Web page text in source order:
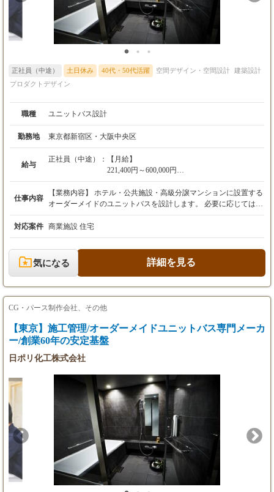
正社員（中途） 土日休み 40代・50代活躍 空間デザイン・空間設計 建築設計
プロダクトデザイン
職種 ユニットバス設計
勤務地 東京都新宿区・大阪中央区
給与
正社員（中途）：
【月給】
221,400円～600,000円
※賞与年2回（5月・11月）
※昨年度実績で「標準」の評価で3.5ヶ月/年
400万円～900万円
【モデル年収】
420万/入社4年目/メンバー/基本給22万＋役職手
万円＋家族手当1万円＋時間外手当＋賞与（4.4
ヶ月）
仕事内容
【業務内容】 ホテル・公共施設・高級分譲マンションに設置する
オーダーメイドのユニットバスを設計します。 必要に応じては現
場すり合わせのため営業に同行する場合もあります。 【詳細】 ■
基本的に1案件につき1名でオーダーメイド製品を担当。1名で複
数案件を担当しています。 ■図面設計ではAutoCAD、IJCADを使
用しています。 ■当社の製品は創業より培われてきた経験や知識
が必要であることから、現場でのOJTにて時間をかけながら育成
しています。 ※石材を用いた高級ユニットバスの設計に強みがあ
対応案件 商業施設 住宅
気になる 詳細を見る
CG・パース制作会社、その他
【東京】施工管理/オーダーメイドユニットバス専門メーカ
ー/創業60年の安定基盤
日ポリ化工株式会社